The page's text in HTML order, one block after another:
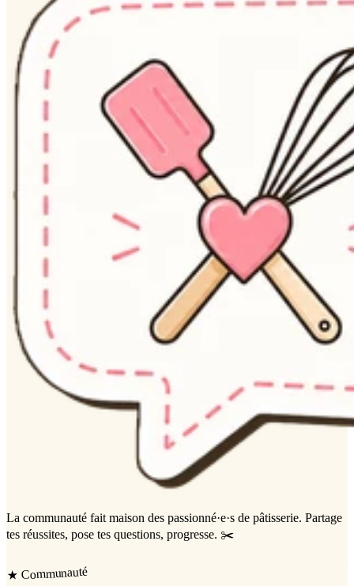
La communauté fait maison des passionné·e·s de pâtisserie. Partage
tes réussites, pose tes questions, progresse. ✂️
★ Communauté